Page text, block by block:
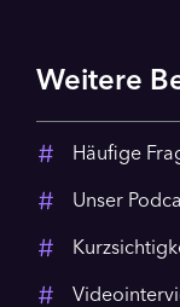
Weitere
Häufige
Unser